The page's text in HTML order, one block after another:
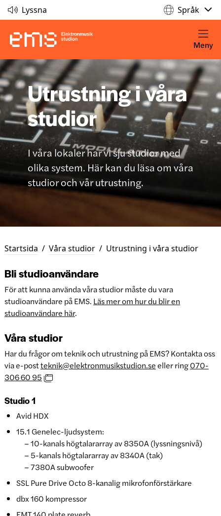
Lyssna Språk
Meny
Utrustning i våra
studior
I våra lokaler har vi sju studior med
olika system. Här kan du läsa om våra
studior och vår utrustning.
Startsida / Våra studior / Utrustning i våra studior
Bli studioanvändare
För att kunna använda våra studior måste du vara
studioanvändare på EMS. Läs mer om hur du blir en
studioanvändare här.
Våra studior
Har du frågor om teknik och utrustning på EMS? Kontakta oss
via e-postteknik@elektronmusikstudion.seeller ring070-
306 60 95
Studio 1
Avid HDX
15.1 Genelec-ljudsystem:
– 10-kanals högtalararray av 8350A (lyssningsnivå)
– 5-kanals högtalararray av 8340A (tak)
– 7380A subwoofer
SSL Pure Drive Octo 8-kanalig mikrofonförstärkare
dbx 160 kompressor